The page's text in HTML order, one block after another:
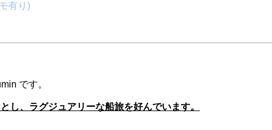
有り)
です。
し、ラグジュアリーな船旅を好んでいます。